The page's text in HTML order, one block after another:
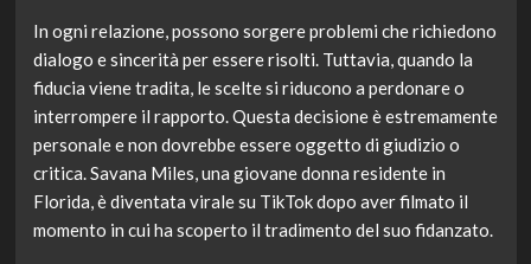
In ogni relazione, possono sorgere problemi che richiedono
dialogo e sincerità per essere risolti. Tuttavia, quando la
fiducia viene tradita, le scelte si riducono a perdonare o
interrompere il rapporto. Questa decisione è estremamente
personale e non dovrebbe essere oggetto di giudizio o
critica. Savana Miles, una giovane donna residente in
Florida, è diventata virale su TikTok dopo aver filmato il
momento in cui ha scoperto il tradimento del suo fidanzato.